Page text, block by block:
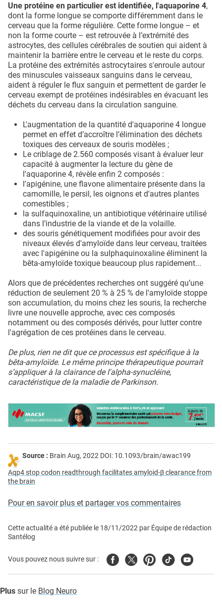
Une protéine en particulier est identifiée, l'aquaporine 4,
dont la forme longue se comporte différemment dans le
cerveau que la forme régulière. Cette forme longue – et
non la forme courte – est retrouvée à l’extrémité des
astrocytes, des cellules cérébrales de soutien qui aident à
maintenir la barrière entre le cerveau et le reste du corps.
La protéine des extrémités astrocytaires s'enroule autour
des minuscules vaisseaux sanguins dans le cerveau,
aident à réguler le flux sanguin et permettent de garder le
cerveau exempt de protéines indésirables en évacuant les
déchets du cerveau dans la circulation sanguine.
L'augmentation de la quantité d'aquaporine 4 longue
permet en effet d’accroître l’élimination des déchets
toxiques des cerveaux de souris modèles ;
Le criblage de 2.560 composés visant à évaluer leur
capacité à augmenter la lecture du gène de
l'aquaporine 4, révèle enfin 2 composés :
l'apigénine, une flavone alimentaire présente dans la
camomille, le persil, les oignons et d'autres plantes
comestibles ;
la sulfaquinoxaline, un antibiotique vétérinaire utilisé
dans l’industrie de la viande et de la volaille.
des souris génétiquement modifiées pour avoir des
niveaux élevés d'amyloïde dans leur cerveau, traitées
avec l'apigénine ou la sulphaquinoxaline éliminent la
bêta-amyloïde toxique beaucoup plus rapidement...
Alors que de précédentes recherches ont suggéré qu’une
réduction de seulement 20 % à 25 % de l'amyloïde stoppe
son accumulation, du moins chez les souris, la recherche
livre une nouvelle approche, avec ces composés
notamment ou des composés dérivés, pour lutter contre
l'agrégation de ces protéines dans le cerveau.
De plus, rien ne dit que ce processus est spécifique à la
bêta-amyloïde. Le même principe thérapeutique pourrait
s’appliquer à la clairance de l'alpha-synucléine,
caractéristique de la maladie de Parkinson.
Source : Brain Aug, 2022 DOI: 10.1093/brain/awac199
Aqp4 stop codon readthrough facilitates amyloid-β clearance from
the brain
Pour en savoir plus et partager vos commentaires
Cette actualité a été publiée le 18/11/2022 par Équipe de rédaction
Santélog
Vous pouvez nous suivre sur : FacebookTwitterPinterest
TiktokYoutube
Plus sur le Blog Neuro